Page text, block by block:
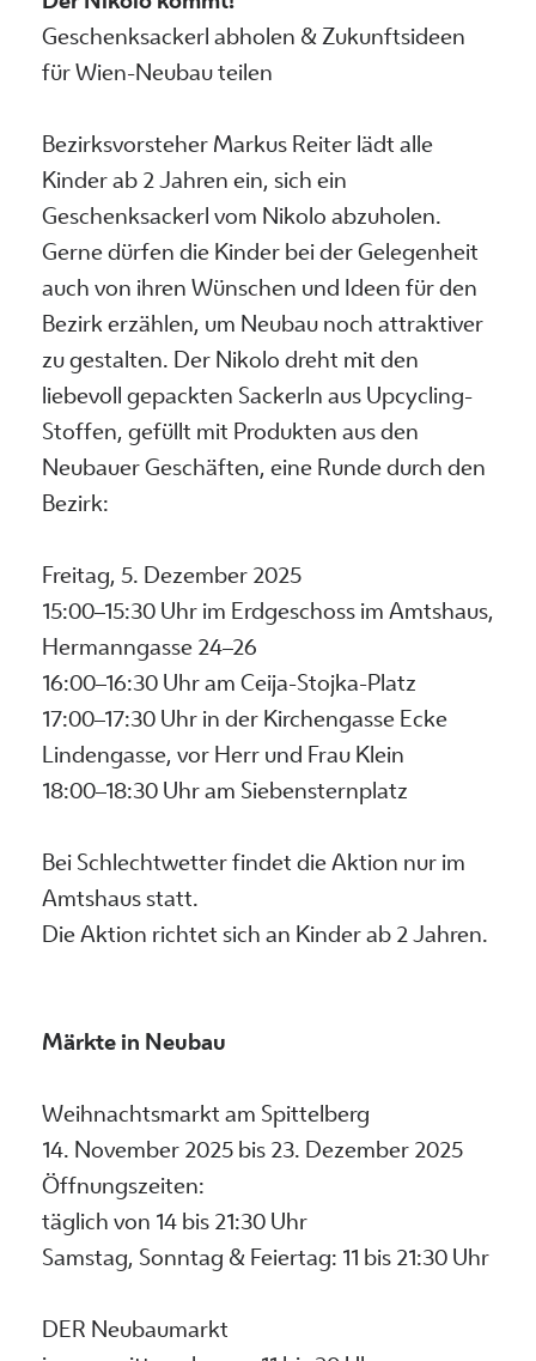
Geschenksackerl abholen & Zukunftsideen
für Wien-Neubau teilen
Bezirksvorsteher Markus Reiter lädt alle
Kinder ab 2 Jahren ein, sich ein
Geschenksackerl vom Nikolo abzuholen.
Gerne dürfen die Kinder bei der Gelegenheit
auch von ihren Wünschen und Ideen für den
Bezirk erzählen, um Neubau noch attraktiver
zu gestalten. Der Nikolo dreht mit den
liebevoll gepackten Sackerln aus Upcycling-
Stoffen, gefüllt mit Produkten aus den
Neubauer Geschäften, eine Runde durch den
Bezirk:
Freitag, 5. Dezember 2025
15:00–15:30 Uhr im Erdgeschoss im Amtshaus,
Hermanngasse 24–26
16:00–16:30 Uhr am Ceija-Stojka-Platz
17:00–17:30 Uhr in der Kirchengasse Ecke
Lindengasse, vor Herr und Frau Klein
18:00–18:30 Uhr am Siebensternplatz
Bei Schlechtwetter findet die Aktion nur im
Amtshaus statt.
Die Aktion richtet sich an Kinder ab 2 Jahren.
Märkte in Neubau
Weihnachtsmarkt am Spittelberg
14. November 2025 bis 23. Dezember 2025
Öffnungszeiten:
täglich von 14 bis 21:30 Uhr
Samstag, Sonntag & Feiertag: 11 bis 21:30 Uhr
DER Neubaumarkt